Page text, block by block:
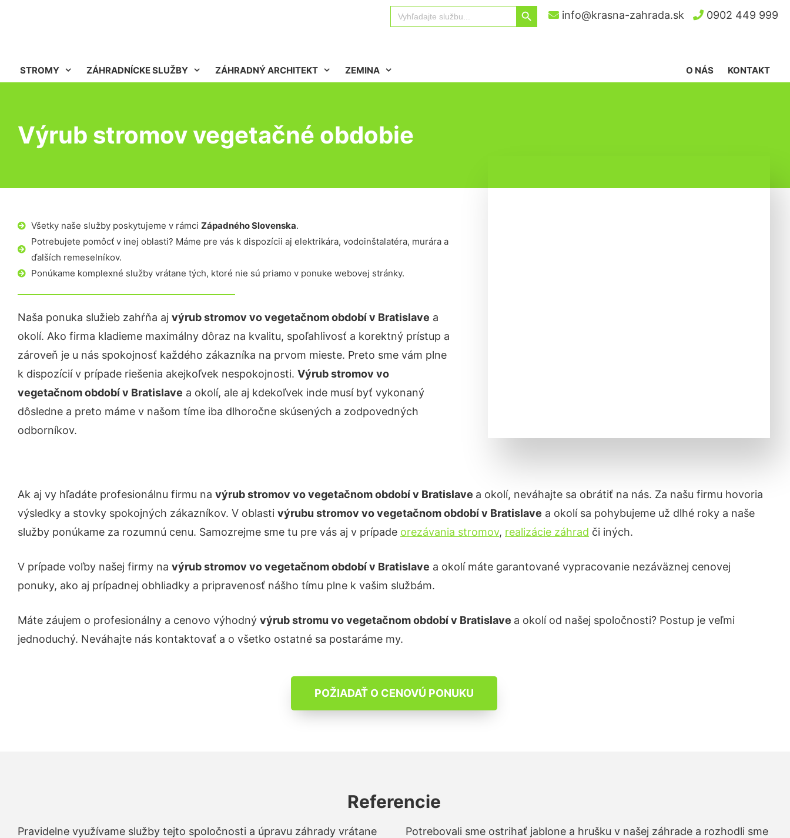
Search
for:
Search Button
info@krasna-zahrada.sk 0902 449 999
STROMY ZÁHRADNÍCKE SLUŽBY ZÁHRADNÝ ARCHITEKT ZEMINA KONTAKT
O NÁS
Výrub stromov vegetačné obdobie
Všetky naše služby poskytujeme v rámci Západného Slovenska.
Potrebujete pomôcť v inej oblasti? Máme pre vás k dispozícii aj elektrikára, vodoinštalatéra, murára a
ďalších remeselníkov.
Ponúkame komplexné služby vrátane tých, ktoré nie sú priamo v ponuke webovej stránky.
Naša ponuka služieb zahŕňa aj výrub stromov vo vegetačnom obdobív Bratislave a
okolí. Ako firma kladieme maximálny dôraz na kvalitu, spoľahlivosť a korektný prístup a
zároveň je u nás spokojnosť každého zákazníka na prvom mieste. Preto sme vám plne
k dispozícií v prípade riešenia akejkoľvek nespokojnosti. Výrub stromov vo
vegetačnom obdobív Bratislave a okolí, ale aj kdekoľvek inde musí byť vykonaný
dôsledne a preto máme v našom tíme iba dlhoročne skúsených a zodpovedných
odborníkov.
Ak aj vy hľadáte profesionálnu firmu na výrub stromov vo vegetačnom období v Bratislave a okolí, neváhajte sa obrátiť na nás. Za našu firmu hovoria
výsledky a stovky spokojných zákazníkov. V oblasti výrubu stromov vo vegetačnom obdobív Bratislave a okolí sa pohybujeme už dlhé roky a naše
služby ponúkame za rozumnú cenu. Samozrejme sme tu pre vás aj v prípade orezávania stromov, realizácie záhrad či iných.
V prípade voľby našej firmy na výrub stromov vo vegetačnom obdobív Bratislave a okolí máte garantované vypracovanie nezáväznej cenovej
ponuky, ako aj prípadnej obhliadky a pripravenosť nášho tímu plne k vašim službám.
Máte záujem o profesionálny a cenovo výhodný výrub stromu vo vegetačnom obdobív Bratislave a okolí od našej spoločnosti? Postup je veľmi
jednoduchý. Neváhajte nás kontaktovať a o všetko ostatné sa postaráme my.
POŽIADAŤ O CENOVÚ PONUKU
Referencie
Pravidelne využívame služby tejto spoločnosti a úpravu záhrady vrátane
Potrebovali sme ostrihať jablone a hrušku v našej záhrade a rozhodli sme